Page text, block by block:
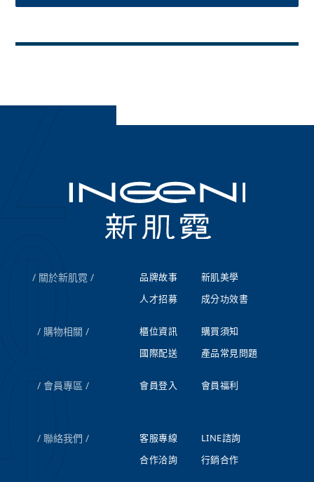
關於新肌霓 品牌故事
新肌美學
人才招募
成分功效書
購物相關 櫃位資訊
購買須知
國際配送
產品常見問題
會員專區 會員登入 會員福利
聯絡我們 客服專線
LINE諮詢
合作洽詢
行銷合作